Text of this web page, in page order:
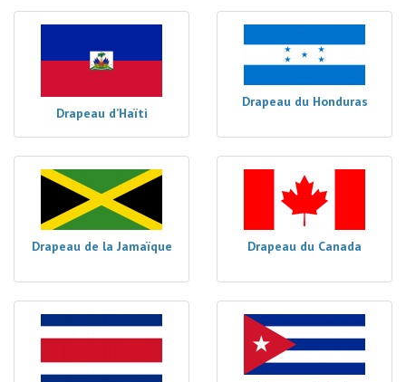
Drapeau d’Haïti
Drapeau du Honduras
Drapeau de la Jamaïque Drapeau du Canada